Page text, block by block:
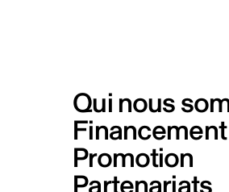
Qui nous
Promotion